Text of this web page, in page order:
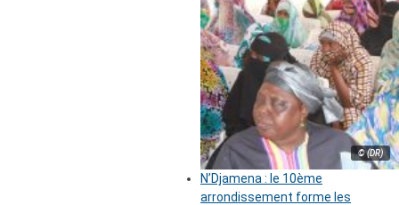
© (DR)
N’Djamena : le 10ème
arrondissement forme les